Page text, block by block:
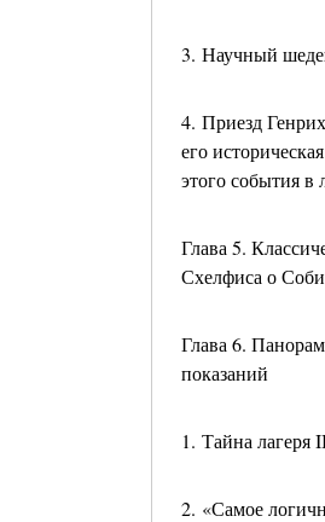
3. Научный
4. Приезд
его
этого события в
Глава 5.
Схелфиса о
Глава 6.
показаний
1. Тайна лагеря
2. «Самое